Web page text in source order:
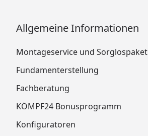
Allgemeine Informationen
Montageservice und Sorglospaket
Fundamenterstellung
Fachberatung
KÖMPF24 Bonusprogramm
Konfiguratoren